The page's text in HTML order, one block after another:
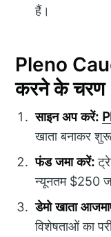
हैं।
Pleno
करने के चरण
साइन अप करें:
खाता बनाकर
फंड जमा करें:
न्यूनतम $250
डेमो खाता
विशेषताओं का